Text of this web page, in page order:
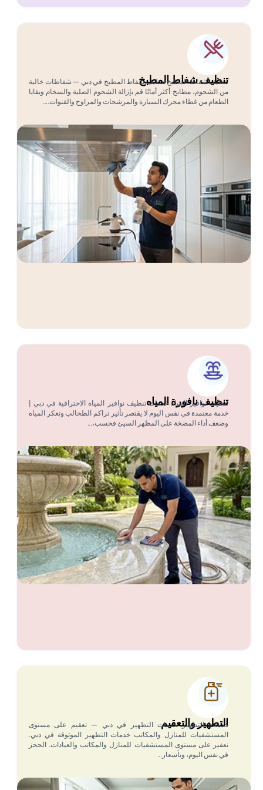
تنظيف شفاط المطبخ
تنظيف شفاط المطبخ تنظيف شفاط المطبخ في دبي — شفاطات خالية
من الشحوم، مطابخ أكثر أمانًا قم بإزالة الشحوم الصلبة والسخام وبقايا
الطعام من غطاء محرك السيارة والمرشحات والمراوح والقنوات.…
تنظيف نافورة المياه
تنظيف نوافير المياه خدمات تنظيف نوافير المياه الاحترافية في دبي |
خدمة معتمدة في نفس اليوم لا يقتصر تأثير تراكم الطحالب وتعكر المياه
وضعف أداء المضخة على المظهر السيئ فحسب،…
التطهير والتعقيم
خدمات التطهير خدمات التطهير في دبي — تعقيم على مستوى
المستشفيات للمنازل والمكاتب خدمات التطهير الموثوقة في دبي.
تعفير على مستوى المستشفيات للمنازل والمكاتب والعيادات. الحجز
في نفس اليوم، وبأسعار…